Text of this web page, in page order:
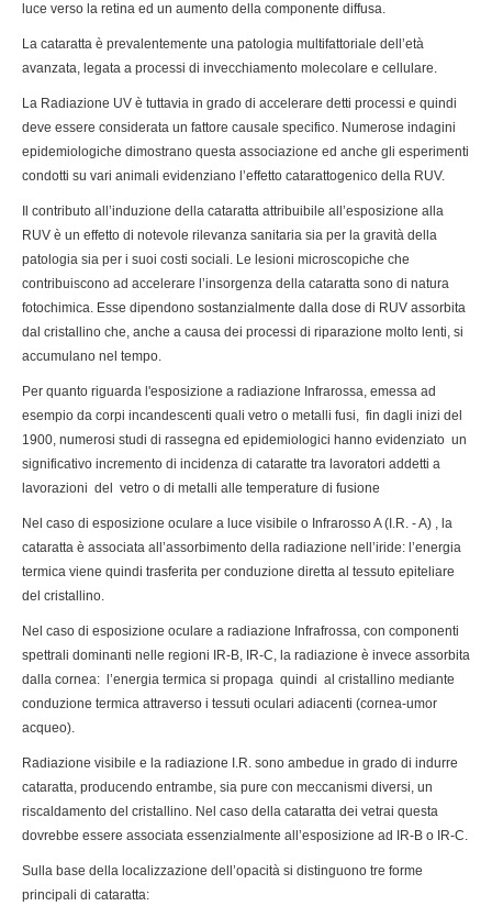
luce verso la retina ed un aumento della componente diffusa.
La cataratta è prevalentemente una patologia multifattoriale dell’età
avanzata, legata a processi di invecchiamento molecolare e cellulare.
La Radiazione UV è tuttavia in grado di accelerare detti processi e quindi
deve essere considerata un fattore causale specifico. Numerose indagini
epidemiologiche dimostrano questa associazione ed anche gli esperimenti
condotti su vari animali evidenziano l’effetto catarattogenico della RUV.
Il contributo all’induzione della cataratta attribuibile all’esposizione alla
RUV è un effetto di notevole rilevanza sanitaria sia per la gravità della
patologia sia per i suoi costi sociali. Le lesioni microscopiche che
contribuiscono ad accelerare l’insorgenza della cataratta sono di natura
fotochimica. Esse dipendono sostanzialmente dalla dose di RUV assorbita
dal cristallino che, anche a causa dei processi di riparazione molto lenti, si
accumulano nel tempo.
Per quanto riguarda l'esposizione a radiazione Infrarossa, emessa ad
esempio da corpi incandescenti quali vetro o metalli fusi, fin dagli inizi del
1900, numerosi studi di rassegna ed epidemiologici hanno evidenziato un
significativo incremento di incidenza di cataratte tra lavoratori addetti a
lavorazioni del vetro o di metalli alle temperature di fusione
Nel caso di esposizione oculare a luce visibile o Infrarosso A (I.R. - A) , la
cataratta è associata all’assorbimento della radiazione nell’iride: l’energia
termica viene quindi trasferita per conduzione diretta al tessuto epiteliare
del cristallino.
Nel caso di esposizione oculare a radiazione Infrafrossa, con componenti
spettrali dominanti nelle regioni IR-B, IR-C, la radiazione è invece assorbita
dalla cornea: l’energia termica si propaga quindi al cristallino mediante
conduzione termica attraverso i tessuti oculari adiacenti (cornea-umor
acqueo).
Radiazione visibile e la radiazione I.R. sono ambedue in grado di indurre
cataratta, producendo entrambe, sia pure con meccanismi diversi, un
riscaldamento del cristallino. Nel caso della cataratta dei vetrai questa
dovrebbe essere associata essenzialmente all’esposizione ad IR-B o IR-C.
Sulla base della localizzazione dell’opacità si distinguono tre forme
principali di cataratta: